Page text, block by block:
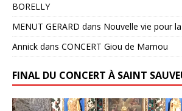
BORELLY
MENUT GERARD dans Nouvelle vie pour
Annick dans CONCERT Giou de Mamou
FINAL DU CONCERT À SAINT
Lecteur